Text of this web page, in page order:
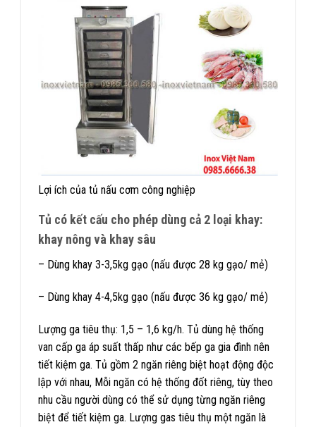
Lợi ích của tủ nấu cơm công nghiệp
Tủ có kết cấu cho phép dùng cả 2 loại khay:
khay nông và khay sâu
– Dùng khay 3-3,5kg gạo (nấu được 28 kg gạo/ mẻ)
– Dùng khay 4-4,5kg gạo (nấu được 36 kg gạo/ mẻ)
Lượng ga tiêu thụ: 1,5 – 1,6 kg/h. Tủ dùng hệ thống
van cấp ga áp suất thấp như các bếp ga gia đình nên
tiết kiệm ga. Tủ gồm 2 ngăn riêng biệt hoạt động độc
lập với nhau, Mỗi ngăn có hệ thống đốt riêng, tùy theo
nhu cầu người dùng có thể sử dụng từng ngăn riêng
biệt để tiết kiệm ga. Lượng gas tiêu thụ một ngăn là